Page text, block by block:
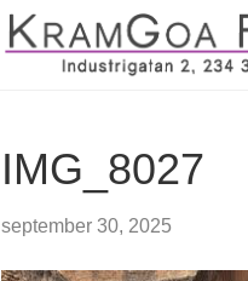
IMG_8027
september 30, 2025